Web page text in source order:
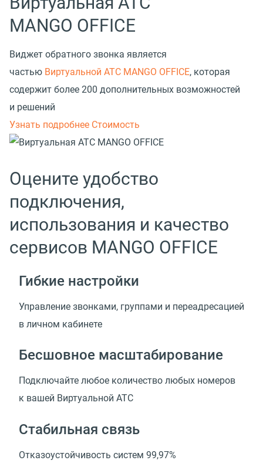
MANGO OFFICE
Виджет обратного звонка является
частью Виртуальной АТС MANGO OFFICE, которая
содержит более 200 дополнительных возможностей
и решений
Узнать подробнее Стоимость
Оцените удобство
подключения,
использования и качество
сервисов MANGO OFFICE
Гибкие настройки
Управление звонками, группами и переадресацией
в личном кабинете
Бесшовное масштабирование
Подключайте любое количество любых номеров
к вашей Виртуальной АТС
Стабильная связь
Отказоустойчивость систем 99,97%